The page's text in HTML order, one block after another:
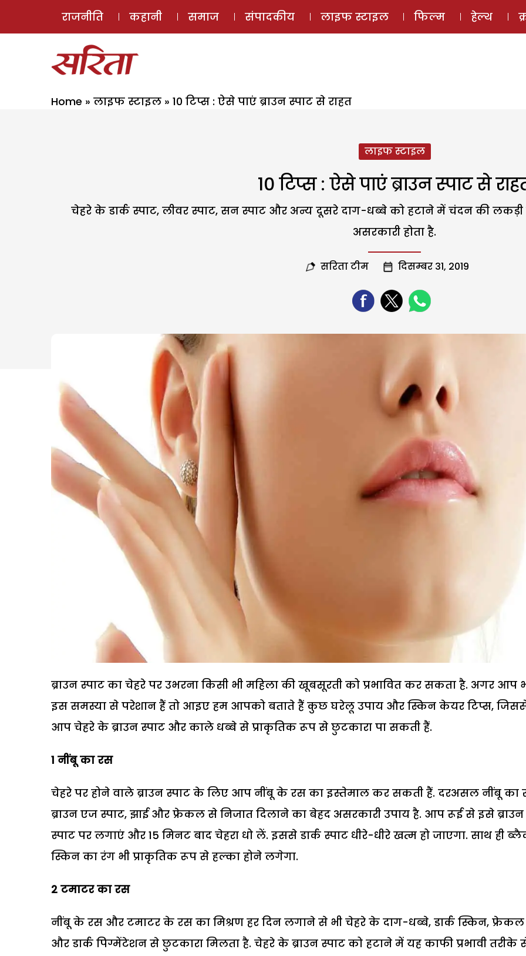
ई-मैगज़ीन
राजनीति कहानी समाज संपादकीय लाइफ स्टाइल फिल्म हेल्थ
Home » लाइफ स्टाइल » 10 टिप्स : ऐसे पाएं ब्राउन स्पाट से राहत
लाइफ स्टाइल
10 टिप्स : ऐसे पाएं ब्राउन स्पाट से
चेहरे के डार्क स्पाट, लीवर स्पाट, सन स्पाट और अन्य दूसरे दाग-धब्बे को हटाने में चंदन की लकड़ी
असरकारी होता है.
सरिता टीम दिसम्बर 31, 2019
ब्राउन स्पाट का चेहरे पर उभरना किसी भी महिला की खूबसूरती को प्रभावित कर सकता है. अगर आप
इस समस्या से परेशान हैं तो आइए हम आपको बताते हैं कुछ घरेलू उपाय और स्किन केयर टिप्स,
आप चेहरे के ब्राउन स्पाट और काले धब्बे से प्राकृतिक रूप से छुटकारा पा सकती हैं.
1 नींबू का रस
चेहरे पर होने वाले ब्राउन स्पाट के लिए आप नींबू के रस का इस्तेमाल कर सकती हैं. दरअसल नींबू का
ब्राउन एज स्पाट, झाई और फ्रेकल से निजात दिलाने का बेहद असरकारी उपाय है. आप रूई से इसे ब्राउन
स्पाट पर लगाएं और 15 मिनट बाद चेहरा धो लें. इससे डार्क स्पाट धीरे-धीरे खत्म हो जाएगा. साथ ही
स्किन का रंग भी प्राकृतिक रूप से हल्का होने लगेगा.
2 टमाटर का रस
नींबू के रस और टमाटर के रस का मिश्रण हर दिन लगाने से भी चेहरे के दाग-धब्बे, डार्क स्किन, फ्रेकल
और डार्क पिग्मेंटेशन से छुटकारा मिलता है. चेहरे के ब्राउन स्पाट को हटाने में यह काफी प्रभावी तरीके